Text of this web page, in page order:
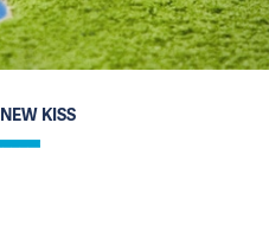
NEW KISS